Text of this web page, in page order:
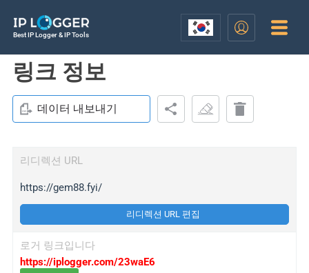
Best IP Logger & IP Tools
링크 정보
데이터 내보내기
리디렉션 URL
https://gem88.fyi/
리디렉션 URL 편집
로거 링크입니다
https://iplogger.com/23waE6